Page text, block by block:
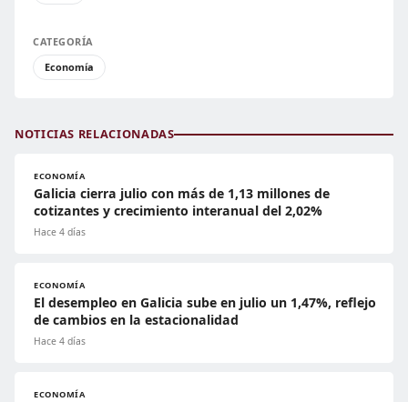
CATEGORÍA
Economía
NOTICIAS RELACIONADAS
ECONOMÍA
Galicia cierra julio con más de 1,13 millones de
cotizantes y crecimiento interanual del 2,02%
Hace 4 días
ECONOMÍA
El desempleo en Galicia sube en julio un 1,47%, reflejo
de cambios en la estacionalidad
Hace 4 días
ECONOMÍA